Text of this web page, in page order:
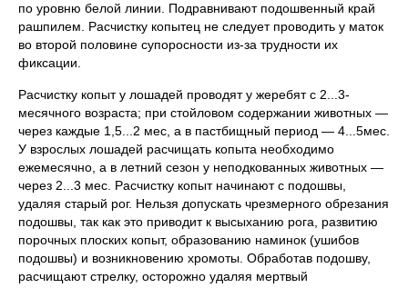
по уровню белой линии. Подравнивают подошвенный край
рашпилем. Расчистку копытец не следует проводить у маток
во второй половине супоросности из-за трудности их
фиксации.
Расчистку копыт у лошадей проводят у жеребят с 2...3-
месячного возраста; при стойловом содержании животных —
через каждые 1,5...2 мес, а в пастбищный период — 4...5мес.
У взрослых лошадей расчищать копыта необходимо
ежемесячно, а в летний сезон у неподкованных животных —
через 2...3 мес. Расчистку копыт начинают с подошвы,
удаляя старый рог. Нельзя допускать чрезмерного обрезания
подошвы, так как это приводит к высыханию рога, развитию
порочных плоских копыт, образованию наминок (ушибов
подошвы) и возникновению хромоты. Обработав подошву,
расчищают стрелку, осторожно удаляя мертвый